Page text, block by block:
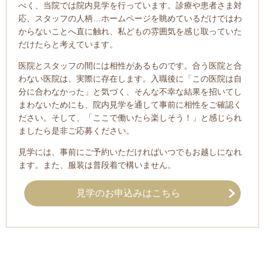
べく、当院では院内見学を行っています。診療や患者さま対
応、スタッフの人柄…ホームページを眺めているだけではわ
からないことへ直に触れ、私どもの雰囲気を感じ取っていた
だけたらと考えています。
医院とスタッフの間には相性があるものです。合う医院と合
わない医院は、実際に存在します。
入職後に「この医院は自
分に合わなかった」と気づく、そんな不幸な結果を招いてし
まわないためにも、院内見学を通して事前に相性をご確認く
ださい。そして、「ここで働いたら楽しそう！」と感じられ
ましたら是非ご応募ください。
見学には、事前にご予約いただければいつでもお越しになれ
ます。また、服装は普段着で構いません。
見学のお申込みはこちら